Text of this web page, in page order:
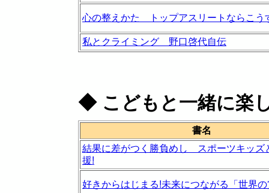
心の整えかた トップアスリートならこう
私とクライミング 野口啓代自伝
◆ こどもと一緒に楽
書名
結果に差がつく勝負めし スポーツキッズ
援!
好きからはじまる!未来につながる「世界